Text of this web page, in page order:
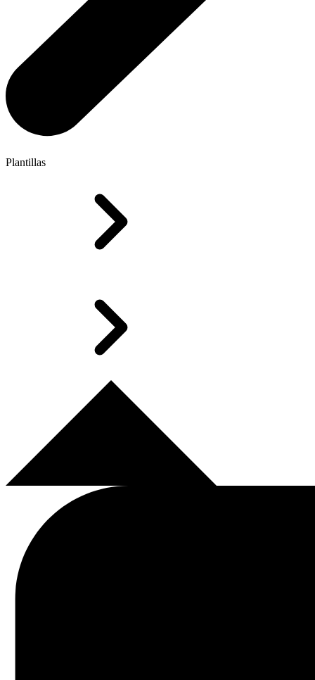
Plantillas